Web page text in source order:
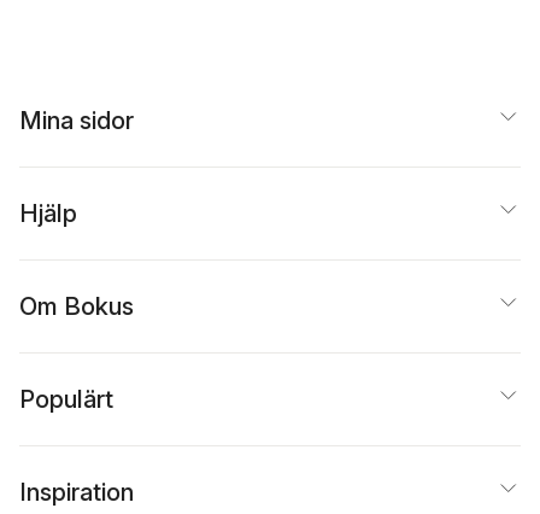
Mina sidor
Hjälp
Om Bokus
Populärt
Inspiration